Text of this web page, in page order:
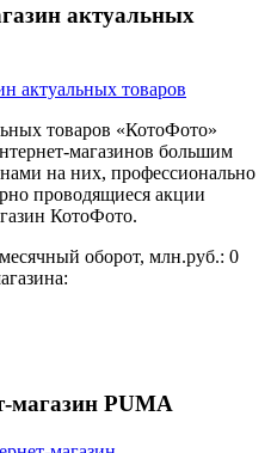
актуальных
товаров «КотоФото»
магазинов большим
на них, профессионально
проводящиеся акции
КотоФото.
оборот, млн.руб.: 0
магазин PUMA